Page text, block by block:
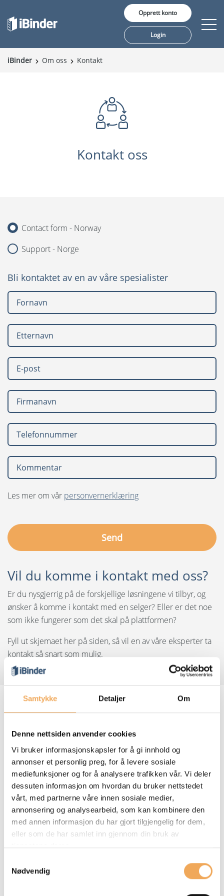
Samtykke Detaljer Om
Denne nettsiden anvender cookies
Vi bruker informasjonskapsler for å gi innhold og
annonser et personlig preg, for å levere sosiale
mediefunksjoner og for å analysere trafikken vår. Vi deler
dessuten informasjon om hvordan du bruker nettstedet
vårt, med partnerne våre innen sosiale medier,
annonsering og analysearbeid, som kan kombinere den
med annen informasjon du har gjort tilgjengelig for dem,
eller som de har samlet inn gjennom din bruk av
tjenestene deres.
Nødvendig
Språk:
English
Svenska
Polski
Suomi
Opprett konto
Login
iBinder Om oss Kontakt
Kontakt oss
Vil du komme i kontakt med oss?
Er du nysgjerrig på de forskjellige løsningene vi tilbyr, og
ønsker å komme i kontakt med en selger? Eller er det noe
som ikke fungerer som det skal på plattformen?
Fyll ut skjemaet her på siden, så vil en av våre eksperter ta
kontakt så snart som mulig.
Contact form - Norway
Support - Norge
Bli kontaktet av en av våre spesialister
Les mer om vår personvernerklæring
Våre kontorer
Oslo, Norge
iBinder Norge AS
Rosenholmveien 25
1414 Trollåsen
Stockholm, Sverige
iBinder
Hantverkargatan 25 B
112 21 Stockholm
iBinder Danmark ApS